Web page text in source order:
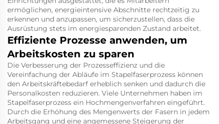
ermöglichen, energieintensive Abschnitte rechtzeitig zu
erkennen und anzupassen, um sicherzustellen, dass die
Ausrüstung stets im energiesparenden Zustand arbeitet.
Effiziente Prozesse anwenden, um
Arbeitskosten zu sparen
Die Verbesserung der Prozesseffizienz und die
Vereinfachung der Abläufe im Stapelfaserprozess können
den Arbeitskräftebedarf erheblich senken und dadurch die
Personalkosten reduzieren. Viele Unternehmen haben im
Stapelfaserprozess ein Hochmengenverfahren eingeführt.
Durch die Erhöhung des Mengenwerts der Fasern in jedem
Arbeitsgang und eine angemessene Steigerung der